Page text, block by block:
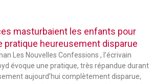
masturbaient les enfants pour
pratique heureusement disparue
Les Nouvelles Confessions , l’écrivain
évoque une pratique, très répandue durant
aujourd’hui complètement disparue,